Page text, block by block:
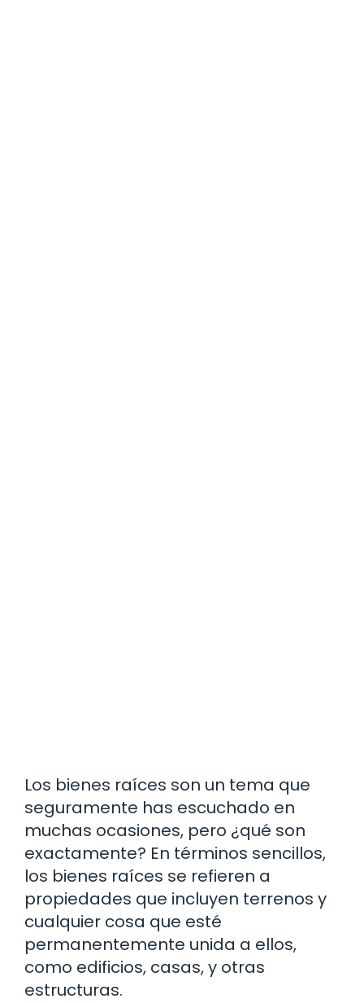
Los bienes raíces son un tema que
seguramente has escuchado en
muchas ocasiones, pero ¿qué son
exactamente? En términos sencillos,
los bienes raíces se refieren a
propiedades que incluyen terrenos y
cualquier cosa que esté
permanentemente unida a ellos,
como edificios, casas, y otras
estructuras.